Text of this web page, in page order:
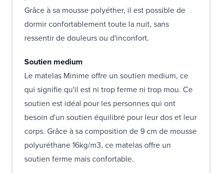
Grâce à sa mousse polyéther, il est possible de
dormir confortablement toute la nuit, sans
ressentir de douleurs ou d'inconfort.
Soutien medium
Le matelas Minime offre un soutien medium, ce
qui signifie qu'il est ni trop ferme ni trop mou. Ce
soutien est idéal pour les personnes qui ont
besoin d'un soutien équilibré pour leur dos et leur
corps. Grâce à sa composition de 9 cm de mousse
polyuréthane 16kg/m3, ce matelas offre un
soutien ferme mais confortable.